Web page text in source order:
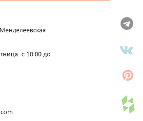
c 10:00 до